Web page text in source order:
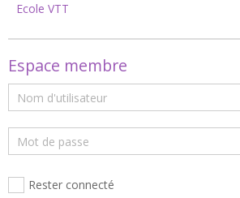
Ecole VTT
Espace membre
Rester connecté